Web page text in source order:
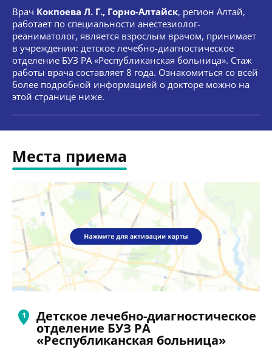
Врач Кокпоева Л. Г., Горно-Алтайск, регион Алтай,
работает по специальности анестезиолог-
реаниматолог, является взрослым врачом, принимает
в учреждении: детское лечебно-диагностическое
отделение БУЗ РА «Республиканская больница». Стаж
работы врача составляет 8 года. Ознакомиться со всей
более подробной информацией о докторе можно на
этой странице ниже.
Места приема
Детское лечебно-диагностическое
отделение БУЗ РА
«Республиканская больница»